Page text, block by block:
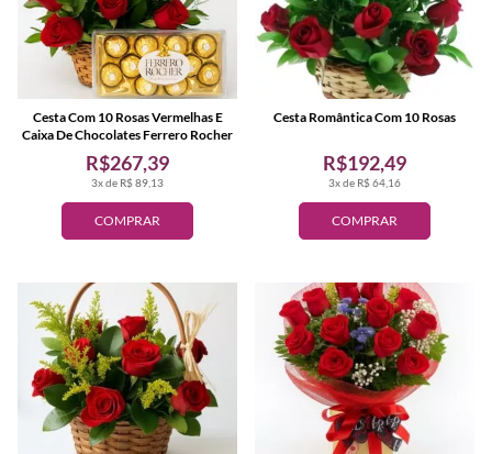
COMPRAR
3x de R$ 89,13
R$267,39
Cesta Com 10 Rosas Vermelhas E
Caixa De Chocolates Ferrero Rocher
COMPRAR
3x de R$ 64,16
R$192,49
Cesta Romântica Com 10 Rosas